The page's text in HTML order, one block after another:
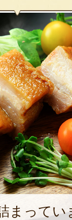
まってい